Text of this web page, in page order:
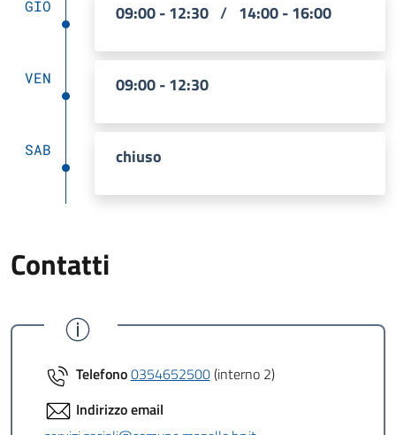
GIO 09:00 - 12:30 / 14:00 - 16:00
VEN 09:00 - 12:30
SAB chiuso
Contatti
Telefono0354652500(interno 2)
Indirizzo email